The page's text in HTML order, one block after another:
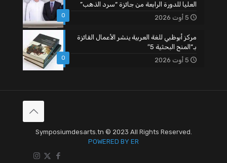
0
العليا للدورة الرابعة من جائزة “سرد الذهب”
5 أوت 2026
0
مركز أبوظبي للغة العربية ينشر الأعمال الفائزة
بـ”المنح البحثية 5″
5 أوت 2026
Symposiumdesarts.tn © 2023 All Rights Reserved.
POWERED BY ER